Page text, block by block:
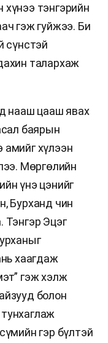
тэнгэрийн
гэж гуйжээ. Би
сүнстэй
талархаж
нааш цааш явах
баярын
хүлээн
Мөргөлийн
үнэ цэнийг
Бурханд чин
Тэнгэр Эцэг
хаагдаж
гэж хэлж
болон
гэр бүлтэй